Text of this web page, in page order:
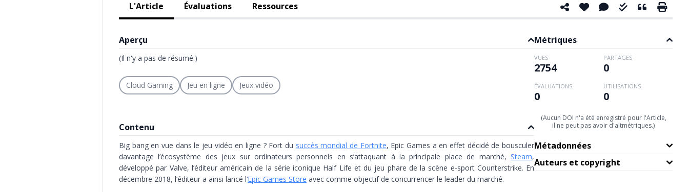
L'Article Évaluations Ressources
Aperçu
(Il n'y a pas de résumé.)
Cloud Gaming Jeu en ligne Jeux vidéo
Contenu
Big bang en vue dans le jeu vidéo en ligne ? Fort du succès mondial de Fortnite, Epic Games a en effet décidé de bousculer
davantage l’écosystème des jeux sur ordinateurs personnels en s’attaquant à la principale place de marché, Steam,
développé par Valve, l’éditeur américain de la série iconique Half Life et du jeu phare de la scène e-sport Counterstrike. En
décembre 2018, l’éditeur a ainsi lancé l’Epic Games Store avec comme objectif de concurrencer le leader du marché.
Métriques
VUES
2754
PARTAGES
0
ÉVALUATIONS
0
UTILISATIONS
0
(Aucun DOI n'a été enregistré pour l'Article,
il ne peut pas avoir d'altmétriques.)
Métadonnées
Auteurs et copyright